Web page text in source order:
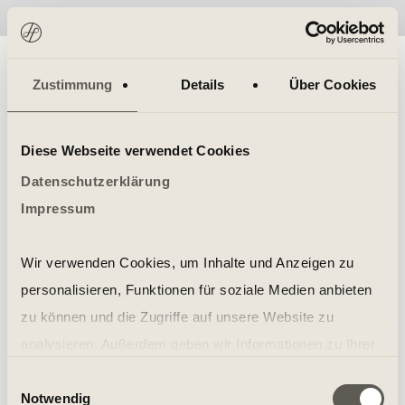
Zustimmung Details Über Cookies
Diese Webseite verwendet Cookies
Datenschutzerklärung
Impressum
Wir verwenden Cookies, um Inhalte und Anzeigen zu
personalisieren, Funktionen für soziale Medien anbieten
zu können und die Zugriffe auf unsere Website zu
soziale Medien, Werbung und Analysen weiter. Unsere
Notwendig